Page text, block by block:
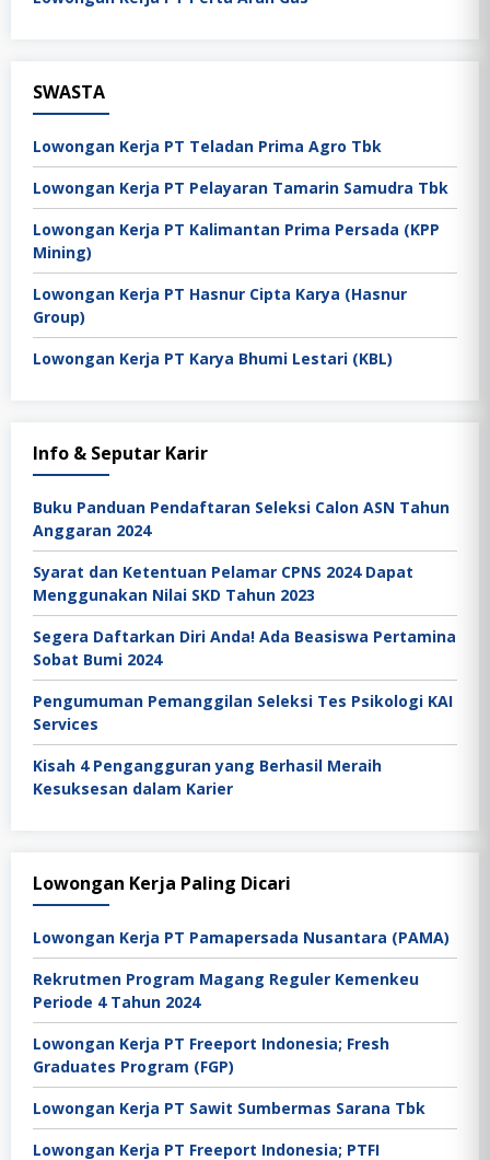
SWASTA
Lowongan Kerja PT Teladan Prima Agro Tbk
Lowongan Kerja PT Pelayaran Tamarin Samudra Tbk
Lowongan Kerja PT Kalimantan Prima Persada (KPP
Mining)
Lowongan Kerja PT Hasnur Cipta Karya (Hasnur
Group)
Lowongan Kerja PT Karya Bhumi Lestari (KBL)
Info & Seputar Karir
Buku Panduan Pendaftaran Seleksi Calon ASN Tahun
Anggaran 2024
Syarat dan Ketentuan Pelamar CPNS 2024 Dapat
Menggunakan Nilai SKD Tahun 2023
Segera Daftarkan Diri Anda! Ada Beasiswa Pertamina
Sobat Bumi 2024
Pengumuman Pemanggilan Seleksi Tes Psikologi KAI
Services
Kisah 4 Pengangguran yang Berhasil Meraih
Kesuksesan dalam Karier
Lowongan Kerja Paling Dicari
Lowongan Kerja PT Pamapersada Nusantara (PAMA)
Rekrutmen Program Magang Reguler Kemenkeu
Periode 4 Tahun 2024
Lowongan Kerja PT Freeport Indonesia; Fresh
Graduates Program (FGP)
Lowongan Kerja PT Sawit Sumbermas Sarana Tbk
Lowongan Kerja PT Freeport Indonesia; PTFI